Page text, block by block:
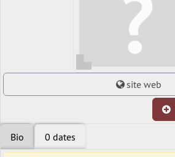
site web
Bio 0 dates